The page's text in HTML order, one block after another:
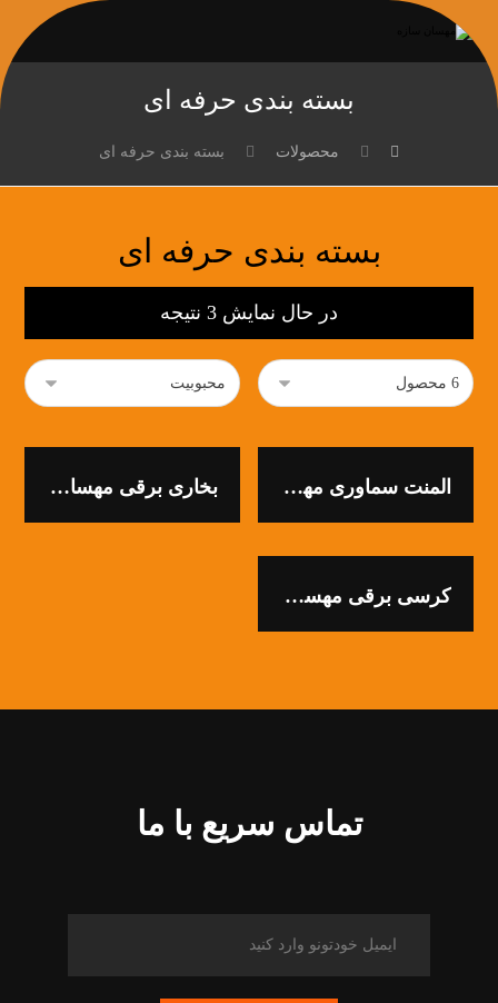
بسته بندی حرفه ای
محصولات بسته بندی حرفه ای
بسته بندی حرفه ای
در حال نمایش 3 نتیجه
المنت سماوری مهسان سازه بخاری برقی مهسان سازه
کرسی برقی مهسان سازه
تماس سریع با ما